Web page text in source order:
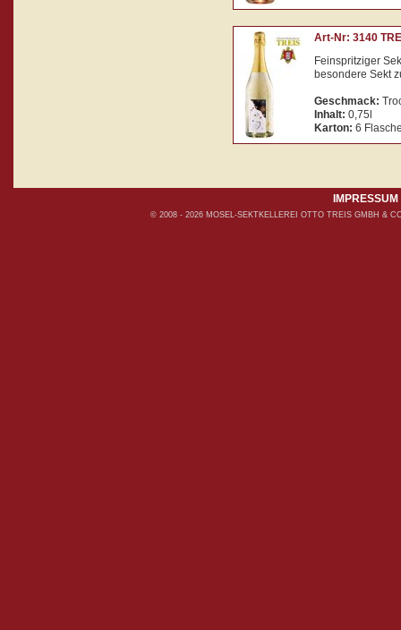
Art-Nr: 3140
Feinspritziger
besondere Sekt
Geschmack:
Inhalt: 0,75l
Karton: 6
IMPRESSUM
© 2008 - 2026 MOSEL-SEKTKELLEREI OTTO TREIS GMBH &